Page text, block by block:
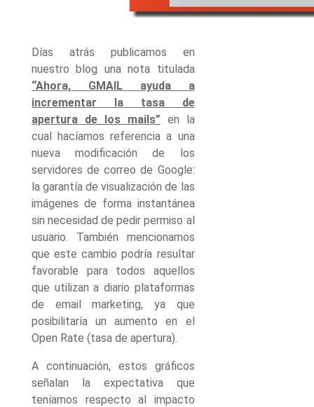
Días atrás publicamos en
nuestro blog una nota titulada
“Ahora, GMAIL ayuda a
incrementar la tasa de
apertura de los mails” en la
cual hacíamos referencia a una
nueva modificación de los
servidores de correo de Google:
la garantía de visualización de las
imágenes de forma instantánea
sin necesidad de pedir permiso al
usuario. También mencionamos
que este cambio podría resultar
favorable para todos aquellos
que utilizan a diario plataformas
de email marketing, ya que
posibilitaría un aumento en el
Open Rate (tasa de apertura).
A continuación, estos gráficos
señalan la expectativa que
teníamos respecto al impacto